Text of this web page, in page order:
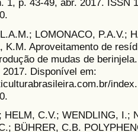
1, p. 43-49, abr. 2017. ISSN
LOMONACO, P.A.V.;
K.M. Aproveitamento de
de mudas de
Disponível em:
HELM, C.V.; WENDLING, I.;
BÜHRER, C.B.